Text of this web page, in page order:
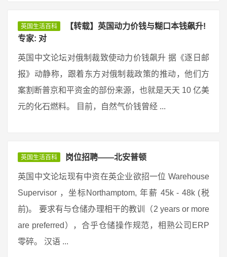
英国生活百科
【转载】英国动力价钱与糊口本钱飙升!
专家: 对
英国中文论坛对俄制裁致使动力价钱飙升 据《逐日邮
报》动静称，跟着东方对俄制裁政策的推动，他们方
案割断普京和平资金的部份来源，也就是天天 10 亿美
元的化石燃料。 目前，自然气价钱曾经 ...
英国生活百科 岗位招聘——北安普顿
英国中文论坛现有中资在英企业欲招一位 Warehouse
Supervisor ，坐标Northamptom, 年薪 45k - 48k (税
前)。 要求有与仓储办理相干的教训（2 years or more
are preferred），合乎仓储操作规范，相熟公司ERP
零碎。 汉语 ...